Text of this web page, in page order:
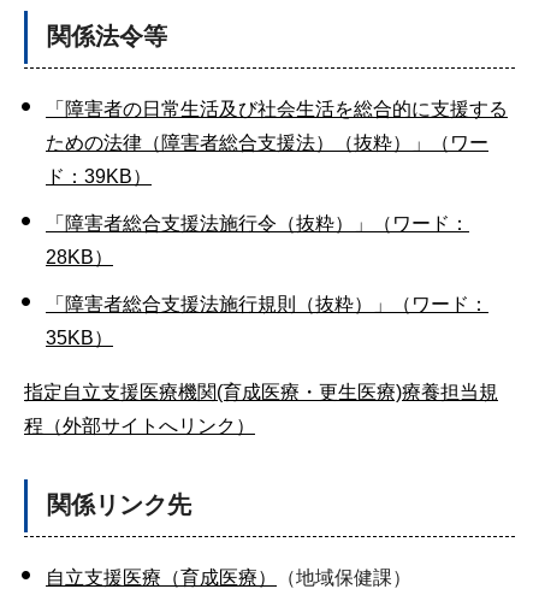
関係法令等
「障害者の日常生活及び社会生活を総合的に支援する
ための法律（障害者総合支援法）（抜粋）」（ワー
ド：39KB）
「障害者総合支援法施行令（抜粋）」（ワード：
28KB）
「障害者総合支援法施行規則（抜粋）」（ワード：
35KB）
指定自立支援医療機関(育成医療・更生医療)療養担当規
程（外部サイトへリンク）
関係リンク先
自立支援医療（育成医療） （地域保健課）